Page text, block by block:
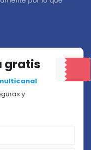
gratis
y